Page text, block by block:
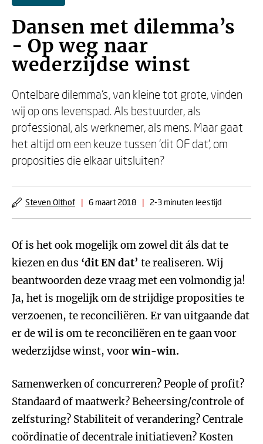
Dansen met dilemma’s
- Op weg naar
wederzijdse winst
Ontelbare dilemma’s, van kleine tot grote, vinden
wij op ons levenspad. Als bestuurder, als
professional, als werknemer, als mens. Maar gaat
het altijd om een keuze tussen ‘dit OF dat’, om
proposities die elkaar uitsluiten?
Steven Olthof | 6 maart 2018 | 2-3 minuten leestijd
Of is het ook mogelijk om zowel dit áls dat te
kiezen en dus ‘dit EN dat’ te realiseren. Wij
beantwoorden deze vraag met een volmondig ja!
Ja, het is mogelijk om de strijdige proposities te
verzoenen, te reconciliëren. Er van uitgaande dat
er de wil is om te reconciliëren en te gaan voor
wederzijdse winst, voorwin-win.
Samenwerken of concurreren? People of profit?
Standaard of maatwerk? Beheersing/controle of
zelfsturing? Stabiliteit of verandering? Centrale
coördinatie of decentrale initiatieven? Kosten